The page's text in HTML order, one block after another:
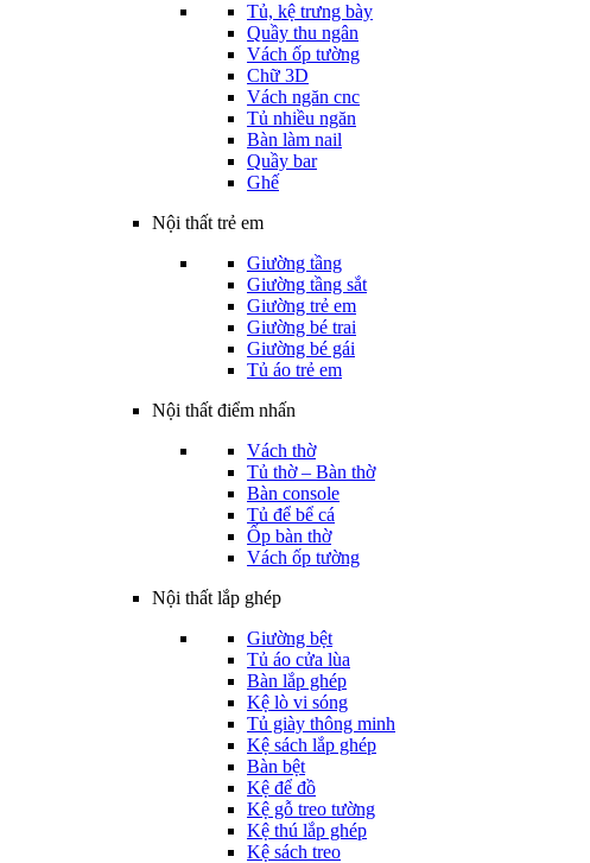
Tủ, kệ trưng bày
Quầy thu ngân
Vách ốp tường
Chữ 3D
Vách ngăn cnc
Tủ nhiều ngăn
Bàn làm nail
Quầy bar
Ghế
Nội thất trẻ em
Giường tầng
Giường tầng sắt
Giường trẻ em
Giường bé trai
Giường bé gái
Tủ áo trẻ em
Nội thất điểm nhấn
Vách thờ
Tủ thờ – Bàn thờ
Bàn console
Tủ để bể cá
Ốp bàn thờ
Vách ốp tường
Nội thất lắp ghép
Giường bệt
Tủ áo cửa lùa
Bàn lắp ghép
Kệ lò vi sóng
Tủ giày thông minh
Kệ sách lắp ghép
Bàn bệt
Kệ để đồ
Kệ gỗ treo tường
Kệ thú lắp ghép
Kệ sách treo